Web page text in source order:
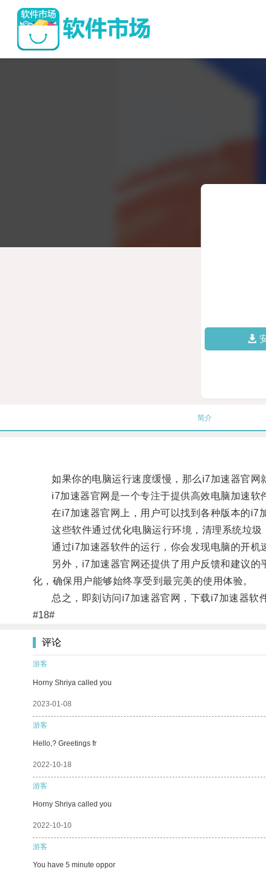
简介
如果你的电脑运行速度缓慢，那么i7加速器官网
i7加速器官网是一个专注于提供高效电脑加速软
在i7加速器官网上，用户可以找到各种版本的i7加
这些软件通过优化电脑运行环境，清理系统垃圾
通过i7加速器软件的运行，你会发现电脑的开机
另外，i7加速器官网还提供了用户反馈和建议的
化，确保用户能够始终享受到最完美的使用体验。
总之，即刻访问i7加速器官网，下载i7加速器软件
#18#
评论
游客
Horny Shriya called you
2023-01-08
游客
Hello,? Greetings fr
2022-10-18
游客
Horny Shriya called you
2022-10-10
游客
You have 5 minute oppor